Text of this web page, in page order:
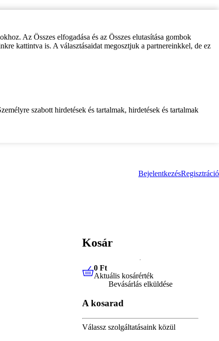
Az Összes elfogadása és az Összes elutasítása gombok
kattintva is. A választásaidat megosztjuk a partnereinkkel, de ez
szabott hirdetések és tartalmak, hirdetések és tartalmak
BejelentkezésRegisztráció
Kosár
0 FtAktuális kosárérték
0 Ft
Aktuális kosárérték
Bevásárlás elküldése
A kosarad
Válassz szolgáltatásaink közül